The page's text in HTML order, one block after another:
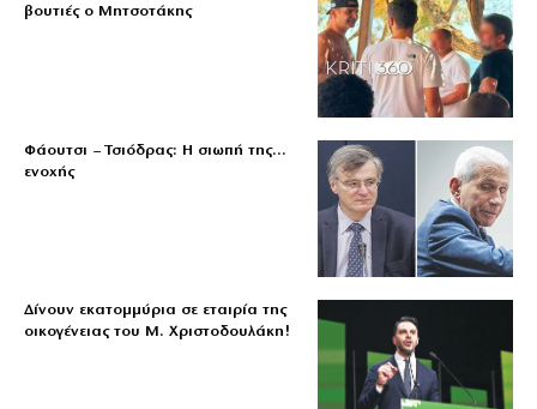
βουτιές ο Μητσοτάκης
Φάουτσι – Τσιόδρας: Η σιωπή της…
ενοχής
Δίνουν εκατομμύρια σε εταιρία της
οικογένειας του Μ. Χριστοδουλάκη!